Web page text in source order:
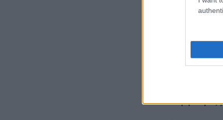
Η πιο κλασική
προστατεύει
απαραίτητα
επιλογή: